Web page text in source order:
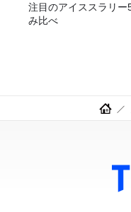
注目のアイススラリー
み比べ